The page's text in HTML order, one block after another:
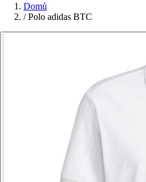
Domů
/ Polo adidas BTC